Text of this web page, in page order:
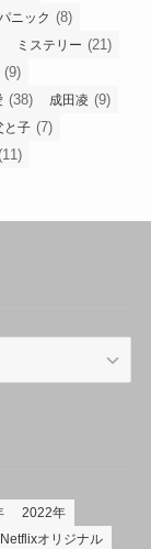
ニック (8)
ミステリー (21)
(9)
(38) 成田凌 (9)
と子 (7)
2022年
Netflixオリジナル